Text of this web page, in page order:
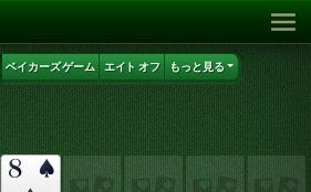
ベイカーズ ゲーム エイト オフ もっと見る